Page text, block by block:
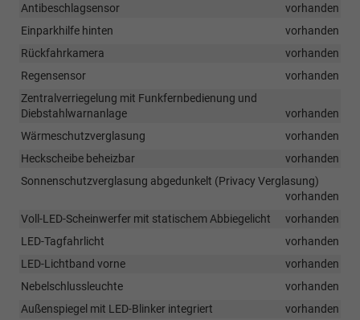
Antibeschlagsensor
vorhanden
Einparkhilfe hinten
vorhanden
Rückfahrkamera
vorhanden
Regensensor
vorhanden
Zentralverriegelung mit Funkfernbedienung und
Diebstahlwarnanlage
vorhanden
Wärmeschutzverglasung
vorhanden
Heckscheibe beheizbar
vorhanden
Sonnenschutzverglasung abgedunkelt (Privacy Verglasung)
vorhanden
Voll-LED-Scheinwerfer mit statischem Abbiegelicht
vorhanden
LED-Tagfahrlicht
vorhanden
LED-Lichtband vorne
vorhanden
Nebelschlussleuchte
vorhanden
Außenspiegel mit LED-Blinker integriert
vorhanden